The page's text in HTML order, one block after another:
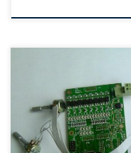
Vysokorychlostní
budoucnost pro oblast […]